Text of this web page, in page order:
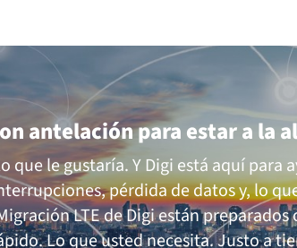
antelación para estar a la
que le gustaría. Y Digi está aquí para
pérdida de datos y, lo
LTE de Digi están
Lo que usted necesita. Justo a